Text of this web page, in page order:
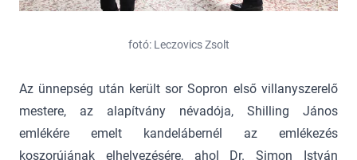
fotó: Leczovics Zsolt
Az ünnepség után került sor Sopron első villanyszerelő
mestere, az alapítvány névadója, Shilling János
emlékére emelt kandelábernél az emlékezés
koszorújának elhelyezésére, ahol Dr. Simon István